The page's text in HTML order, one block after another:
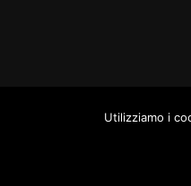
Utilizziamo i